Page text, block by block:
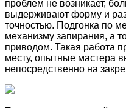
проблем не возникает,
выдерживают форму и
точностью. Подгонка по
механизму запирания, а
приводом. Такая работа
месту, опытные мастера
непосредственно на